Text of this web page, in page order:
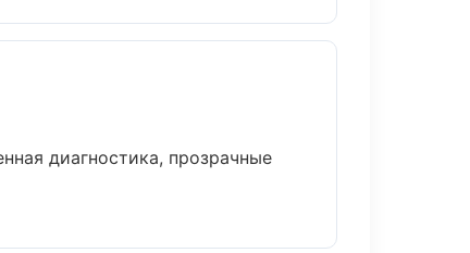
диагностика, прозрачные